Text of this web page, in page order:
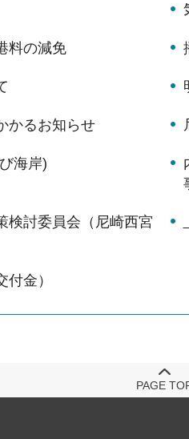
料の減免
かるお知らせ
海岸)
検討委員会（尼崎西宮
金）
PAGE